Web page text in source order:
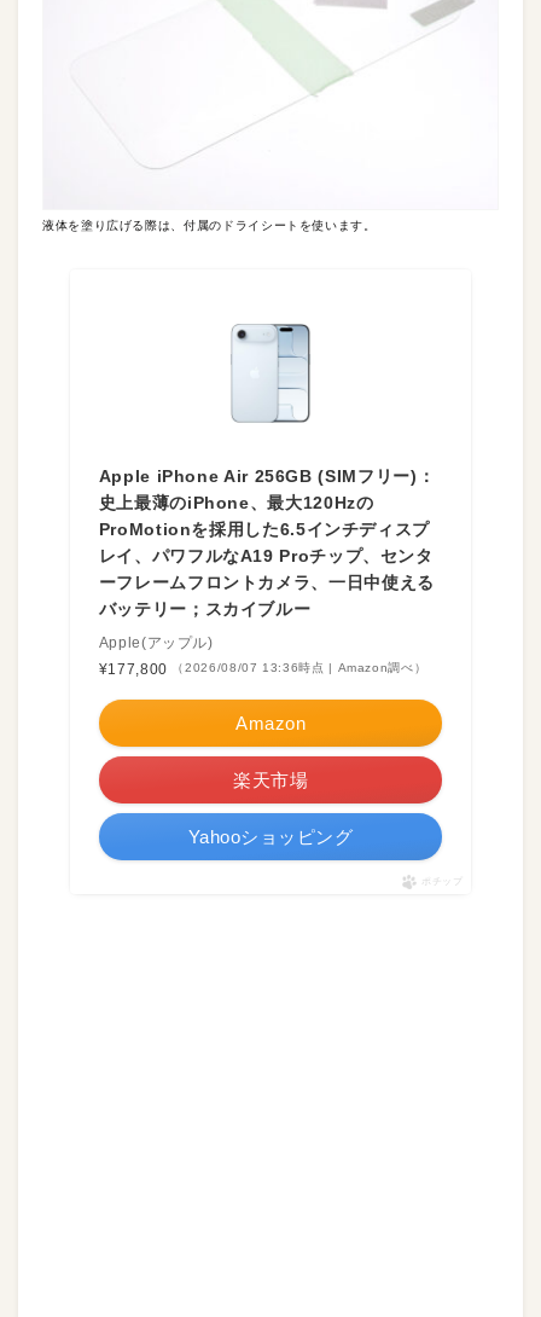
液体を塗り広げる際は、付属のドライシートを使います。
Apple iPhone Air 256GB (SIMフリー)：
史上最薄のiPhone、最大120Hzの
ProMotionを採用した6.5インチディスプ
レイ、パワフルなA19 Proチップ、センタ
ーフレームフロントカメラ、一日中使える
バッテリー；スカイブルー
Apple(アップル)
¥177,800
（2026/08/07 13:36時点 | Amazon調べ）
Amazon
楽天市場
Yahooショッピング
ポチップ